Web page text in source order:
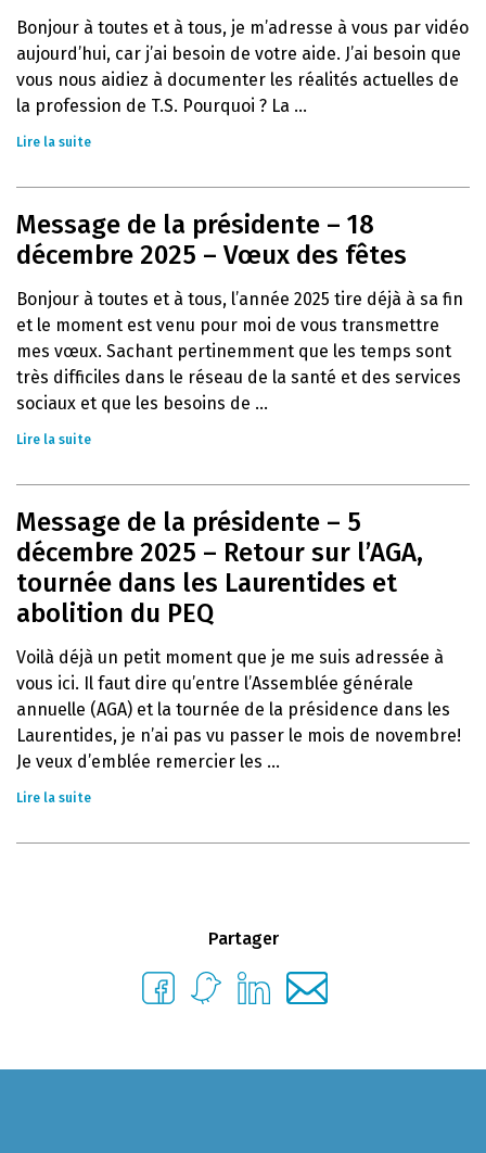
Bonjour à toutes et à tous, je m’adresse à vous par vidéo
aujourd’hui, car j’ai besoin de votre aide. J’ai besoin que
vous nous aidiez à documenter les réalités actuelles de
la profession de T.S. Pourquoi ? La ...
Lire la suite
Message de la présidente – 18
décembre 2025 – Vœux des fêtes
Bonjour à toutes et à tous, l’année 2025 tire déjà à sa fin
et le moment est venu pour moi de vous transmettre
mes vœux. Sachant pertinemment que les temps sont
très difficiles dans le réseau de la santé et des services
sociaux et que les besoins de ...
Lire la suite
Message de la présidente – 5
décembre 2025 – Retour sur l’AGA,
tournée dans les Laurentides et
abolition du PEQ
Voilà déjà un petit moment que je me suis adressée à
vous ici. Il faut dire qu’entre l’Assemblée générale
annuelle (AGA) et la tournée de la présidence dans les
Laurentides, je n’ai pas vu passer le mois de novembre!
Je veux d’emblée remercier les ...
Lire la suite
Partager